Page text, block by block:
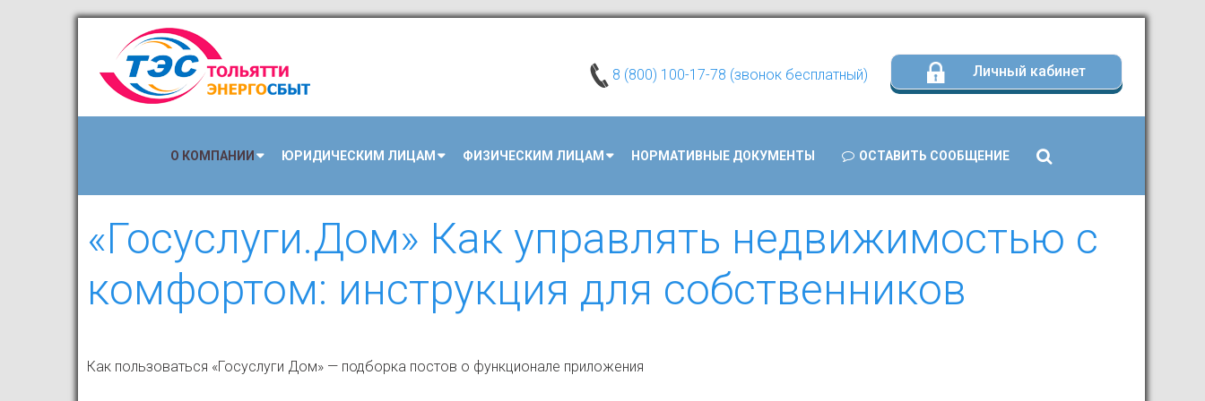
Личный кабинет
8 (800) 100-17-78 (звонок бесплатный)
О КОМПАНИИ ЮРИДИЧЕСКИМ ЛИЦАМ ФИЗИЧЕСКИМ ЛИЦАМ НОРМАТИВНЫЕ ДОКУМЕНТЫ ОСТАВИТЬ СООБЩЕНИЕ
Search
...
«Госуслуги.Дом» Как управлять недвижимостью с
комфортом: инструкция для собственников
Как пользоваться «Госуслуги Дом» — подборка постов о функционале приложения